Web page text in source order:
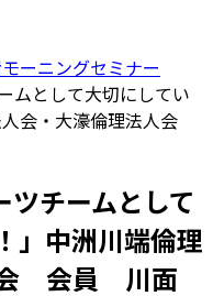
ーニングセミナー
として大切にしてい
会・大濠倫理法人会
チームとして
」中洲川端倫理
会 会員 川面